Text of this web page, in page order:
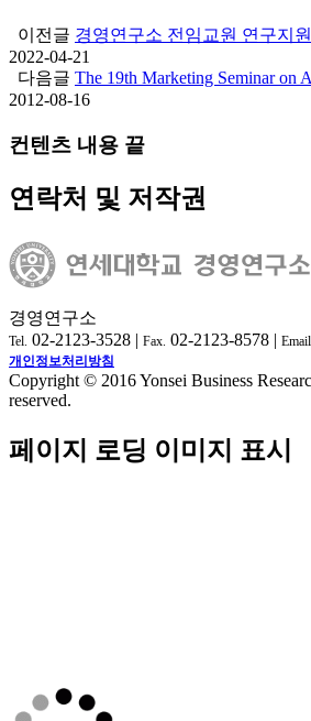
이전글 경영연구소 전임교원 연구지
2022-04-21
다음글 The 19th Marketing Seminar on
2012-08-16
컨텐츠 내용 끝
연락처 및 저작권
경영연구소
Tel. 02-2123-3528 | Fax. 02-2123-8578 |
개인정보처리방침
Copyright © 2016 Yonsei Business
reserved.
페이지 로딩 이미지 표시